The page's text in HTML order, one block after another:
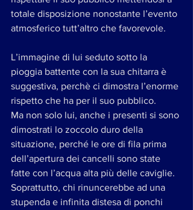
totale disposizione nonostante l’evento
atmosferico tutt’altro che favorevole.
L’immagine di lui seduto sotto la
pioggia battente con la sua chitarra è
suggestiva, perchè ci dimostra l’enorme
rispetto che ha per il suo pubblico.
Ma non solo lui, anche i presenti si sono
dimostrati lo zoccolo duro della
situazione, perché le ore di fila prima
dell’apertura dei cancelli sono state
fatte con l’acqua alta più delle caviglie.
Soprattutto, chi rinuncerebbe ad una
stupenda e infinita distesa di ponchi